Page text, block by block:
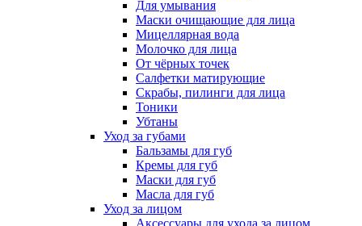
Для умывания
Маски очищающие для лица
Мицеллярная вода
Молочко для лица
От чёрных точек
Салфетки матирующие
Скрабы, пилинги для лица
Тоники
Убтаны
Уход за губами
Бальзамы для губ
Кремы для губ
Маски для губ
Масла для губ
Уход за лицом
Аксессуары для ухода за лицом